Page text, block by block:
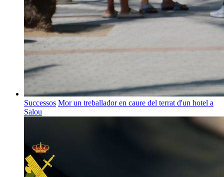
Successos Mor un treballador en caure del terrat d'un hotel a
Salou